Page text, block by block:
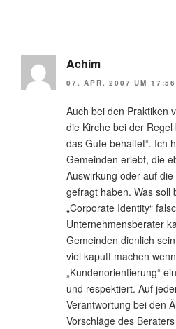
Achim
07. APR. 2007 UM 17:56
Auch bei den Praktiken
die Kirche bei der
das Gute behaltet“. Ich
Gemeinden erlebt, die
Auswirkung oder auf
gefragt haben. Was soll
„Corporate Identity“
Unternehmensberater
Gemeinden dienlich
viel kaputt machen
„Kundenorientierung“
und respektiert. Auf
Verantwortung bei den
Vorschläge des